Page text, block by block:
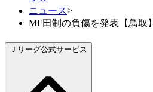
ニュース>
MF田制の負傷を発表【鳥取】
Ｊリーグ公式サービス